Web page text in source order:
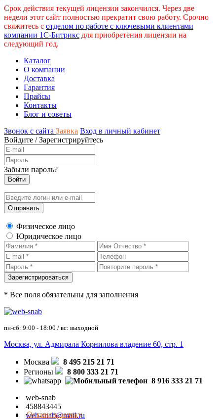
Срок действия текущей лицензии закончился. Через две
недели этот сайт полностью прекратит свою работу. Срочно
свяжитесь с отделом по работе с ключевыми клиентами
компании 1С-Битрикс для приобретения лицензии на
следующий год.
Каталог
О компании
Доставка
Гарантия
Прайсы
Контакты
Блог и советы
Звонок с сайта Заявка Вход в личный кабинет
Войдите /Зарегистрируйтесь
Забыли пароль?
Физическое лицо
Юридическое лицо
* Все поля обязательны для заполнения
пн-сб: 9:00 - 18:00 / вс: выходной
Москва, ул. Адмирала Корнилова владение 60, стр. 1
Москва
8 495 215 21 71
Регионы
8 800 333 21 71
8 916 333 21 71
web-snab
458843445
web-snab@mail.ru
Оставить заявку